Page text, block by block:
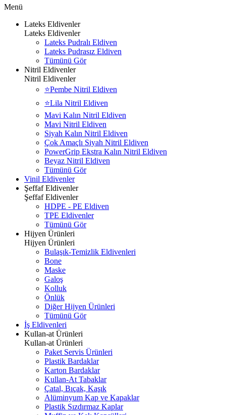
Menü
Lateks Eldivenler
Lateks Eldivenler
Lateks Pudralı Eldiven
Lateks Pudrasız Eldiven
Tümünü Gör
Nitril Eldivenler
Nitril Eldivenler
⭐Pembe Nitril Eldiven
⭐Lila Nitril Eldiven
Mavi Kalın Nitril Eldiven
Mavi Nitril Eldiven
Siyah Kalın Nitril Eldiven
Çok Amaçlı Siyah Nitril Eldiven
PowerGrip Ekstra Kalın Nitril Eldiven
Beyaz Nitril Eldiven
Tümünü Gör
Vinil Eldivenler
Şeffaf Eldivenler
Şeffaf Eldivenler
HDPE - PE Eldiven
TPE Eldivenler
Tümünü Gör
Hijyen Ürünleri
Hijyen Ürünleri
Bulaşık-Temizlik Eldivenleri
Bone
Maske
Galoş
Kolluk
Önlük
Diğer Hijyen Ürünleri
Tümünü Gör
İş Eldivenleri
Kullan-at Ürünleri
Kullan-at Ürünleri
Paket Servis Ürünleri
Plastik Bardaklar
Karton Bardaklar
Kullan-At Tabaklar
Çatal, Bıçak, Kaşık
Alüminyum Kap ve Kapaklar
Plastik Sızdırmaz Kaplar